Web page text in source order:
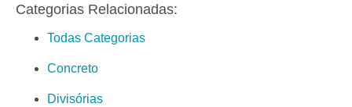
Categorias Relacionadas:
Todas Categorias
Concreto
Divisórias